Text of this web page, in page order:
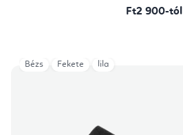
Ft2 900-tól
Bézs Fekete lila